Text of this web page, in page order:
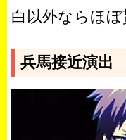
白以外ならほぼ
兵馬接近演出